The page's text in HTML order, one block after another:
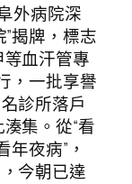
外病院深
揭牌，標志
血汗管專
，一批享譽
診所落戶
集。從“看
夜病”，
今朝已達